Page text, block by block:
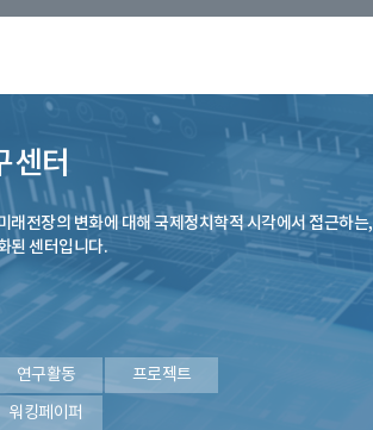
센터
래전장의 변화에 대해 국제정치학적 시각에서 접근하는,
된 센터입니다.
연구활동
프로젝트
워킹페이퍼